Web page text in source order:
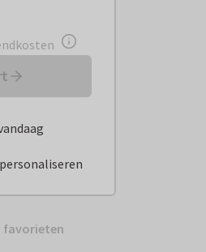
favorieten